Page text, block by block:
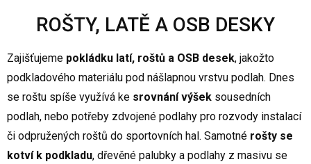
ROŠTY, LATĚ A OSB DESKY
Zajišťujeme pokládku latí, roštů a OSB desek, jakožto
podkladového materiálu pod nášlapnou vrstvu podlah. Dnes
se roštu spíše využívá ke srovnání výšek sousedních
podlah, nebo potřeby zdvojené podlahy pro rozvody instalací
či odpružených roštů do sportovních hal. Samotné rošty se
kotví k podkladu, dřevěné palubky a podlahy z masivu se